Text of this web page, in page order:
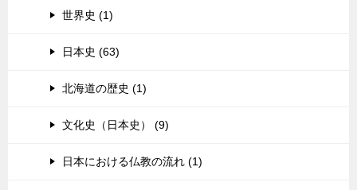
世界史 (1)
日本史 (63)
北海道の歴史 (1)
文化史（日本史） (9)
日本における仏教の流れ (1)